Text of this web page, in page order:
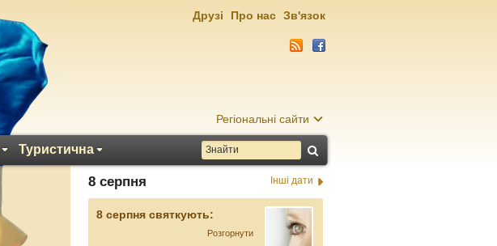
Регіональні сайти
Туристична
Друзі Про нас Зв'язок
8 серпня Інші дати
8 серпня святкують:
Розгорнути